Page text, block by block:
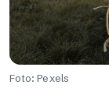
Foto: Pexels